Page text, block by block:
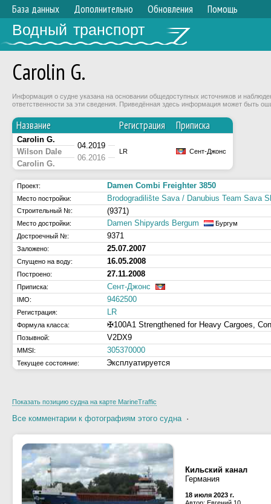
База данных Дополнительно Обновления Помощь
Водный транспорт
Carolin G.
Информация о судне указана на основании общедоступных источников и
ответственности за эти сведения. Приведённая здесь информация может быть
Название Регистрация Приписка
Carolin G.
04.2019
LR Сент-Джонс
Wilson Dale
06.2016
Carolin G.
Проект: Damen Combi Freighter 3850
Место постройки: Brodogradilište Sava / Danubius Team Sava
Строительный №: (9371)
Место достройки: Damen Shipyards Bergum
Бургум
Достроечный №:
9371
Заложено: 25.07.2007
Спущено на воду: 16.05.2008
Построено: 27.11.2008
Приписка: Сент-Джонс
IMO: 9462500
Регистрация: LR
Формула класса: ✠100A1 Strengthened for Heavy Cargoes,
Позывной: V2DX9
MMSI: 305370000
Текущее состояние: Эксплуатируется
Показать позицию судна на карте MarineTraffic
Все комментарии к фотографиям этого судна·
Кильский канал
Германия
18 июля 2023 г.